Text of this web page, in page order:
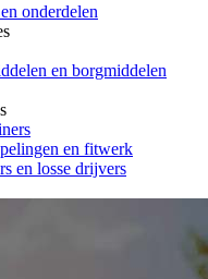
onderdelen
en borgmiddelen
en fitwerk
en losse drijvers